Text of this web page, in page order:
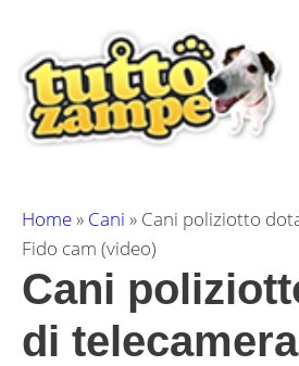
contenuto
Home» Cani » Cani poliziotto
Fido cam (video)
Cani
di